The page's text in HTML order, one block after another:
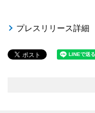
プレスリリース詳細